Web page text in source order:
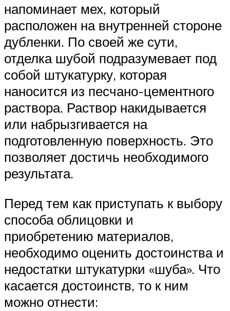
напоминает мех, который
расположен на внутренней стороне
дубленки. По своей же сути,
отделка шубой подразумевает под
собой штукатурку, которая
наносится из песчано-цементного
раствора. Раствор накидывается
или набрызгивается на
подготовленную поверхность. Это
позволяет достичь необходимого
результата.
Перед тем как приступать к выбору
способа облицовки и
приобретению материалов,
необходимо оценить достоинства и
недостатки штукатурки «шуба». Что
касается достоинств, то к ним
можно отнести: